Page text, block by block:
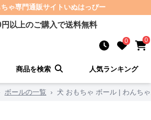
ゃ専門通販サイト いぬはっぴー
円以上のご購入で送料無料
0 0
商品を検索 人気ランキング
ボールの一覧 › 犬 おもちゃ ボール | わんち